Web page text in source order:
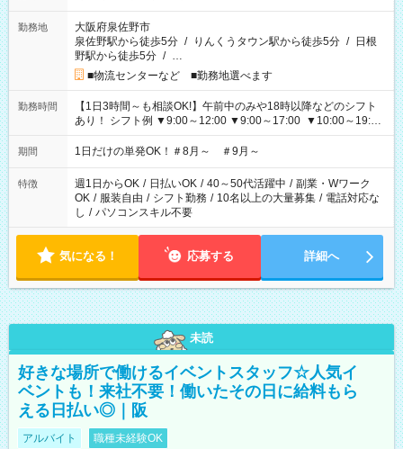
勤務地
大阪府泉佐野市
泉佐野駅から徒歩5分 / りんくうタウン駅から徒歩5分 / 日根
野駅から徒歩5分 / …
■物流センターなど ■勤務地選べます
勤務時間
【1日3時間～も相談OK!】午前中のみや18時以降などのシフト
あり！ シフト例 ▼9:00～12:00 ▼9:00～17:00 ▼10:00～19:00
▼18:00～21:00
期間 1日だけの単発OK！＃8月～ ＃9月～
特徴 週1日からOK / 日払いOK / 40～50代活躍中 / 副業・Wワーク
OK / 服装自由 / シフト勤務 / 10名以上の大量募集 / 電話対応な
し / パソコンスキル不要
気になる！ 応募する 詳細へ
未読
好きな場所で働けるイベントスタッフ☆人気イ
ベントも！来社不要！働いたその日に給料もら
える日払い◎｜阪
アルバイト 職種未経験OK